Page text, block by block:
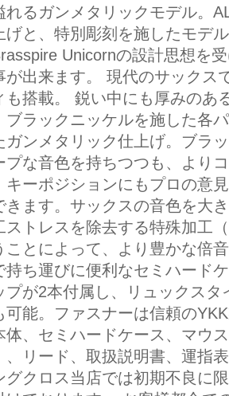
れるガンメタリックモデル。
げと、特別彫刻を施したモデ
Unicornの設計思想を
が出来ます。 現代のサックス
も搭載。 鋭い中にも厚みのあ
ブラックニッケルを施した各
ガンメタリック仕上げ。ブラ
プな音色を持ちつつも、より
キーポジションにもプロの意
きます。サックスの音色を大
ストレスを除去する特殊加工
ことによって、より豊かな倍
持ち運びに便利なセミハード
プが2本付属し、リュックス
可能。ファスナーは信頼の
体、セミハードケース、マウ
、リード、取扱説明書、運指
グクロス当店では初期不良に